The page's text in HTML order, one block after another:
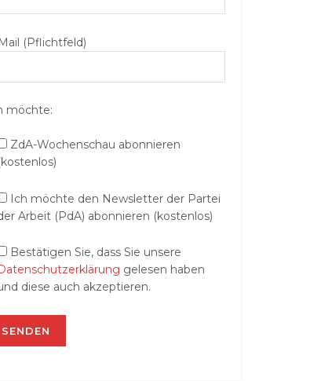
(Pflichtfeld)
möchte:
ZdA-Wochenschau abonnieren
Ich möchte den Newsletter der Partei
Arbeit (PdA) abonnieren (kostenlos)
Bestätigen Sie, dass Sie unsere
gelesen haben
diese auch akzeptieren.